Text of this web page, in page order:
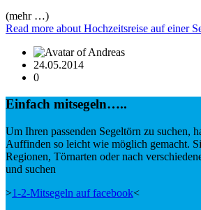
(mehr …)
Read more about Hochzeitsreise auf einer
24.05.2014
0
Einfach mitsegeln…..
Um Ihren passenden Segeltörn zu suchen,
Auffinden so leicht wie möglich gemacht.
Regionen, Törnarten oder nach
und suchen
>1-2-Mitsegeln auf facebook<